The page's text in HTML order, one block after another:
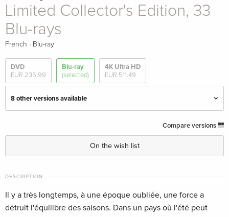
Limited Collector's Edition, 33
Blu-rays
French · Blu-ray
DVD
EUR 235.99
Blu-ray
(selected)
4K Ultra HD
EUR 511.49
8 other versions available
English · UK Version
EUR 290.99
Library Case, 15th Anniversary Limited
rays
EUR 511.49
33 Blu-rays
EUR 127.99
Compare versions
On the wish list
DESCRIPTION
Il y a très longtemps, à une époque oubliée, une force a
détruit l'équilibre des saisons. Dans un pays où l'été peut